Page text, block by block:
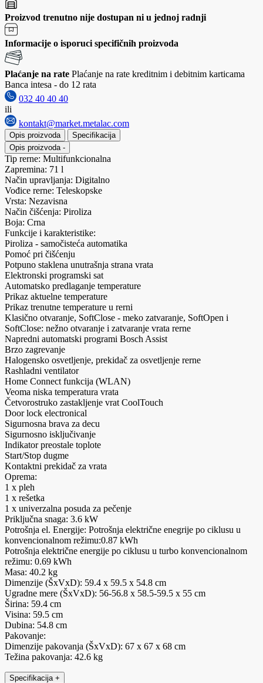
Proizvod trenutno nije dostupan ni u jednoj radnji
Informacije o isporuci specifičnih proizvoda
Plaćanje na rate Plaćanje na rate kreditnim i debitnim karticama
Banca intesa - do 12 rata
032 40 40 40
ili
kontakt@market.metalac.com
Opis proizvoda
Specifikacija
Opis proizvoda -
Tip rerne: Multifunkcionalna
Zapremina: 71 l
Način upravljanja: Digitalno
Vođice rerne: Teleskopske
Vrsta: Nezavisna
Način čišćenja: Piroliza
Boja: Crna
Funkcije i karakteristike:
Piroliza - samočisteća automatika
Pomoć pri čišćenju
Potpuno staklena unutrašnja strana vrata
Elektronski programski sat
Automatsko predlaganje temperature
Prikaz aktuelne temperature
Prikaz trenutne temperature u rerni
Klasično otvaranje, SoftClose - meko zatvaranje, SoftOpen i
SoftClose: nežno otvaranje i zatvaranje vrata rerne
Napredni automatski programi Bosch Assist
Brzo zagrevanje
Halogensko osvetljenje, prekidač za osvetljenje rerne
Rashladni ventilator
Home Connect funkcija (WLAN)
Veoma niska temperatura vrata
Četvorostruko zastakljenje vrat CoolTouch
Door lock electronical
Sigurnosna brava za decu
Sigurnosno isključivanje
Indikator preostale toplote
Start/Stop dugme
Kontaktni prekidač za vrata
Oprema:
1 x pleh
1 x rešetka
1 x univerzalna posuda za pečenje
Priključna snaga: 3.6 kW
Potrošnja el. Energije: Potrošnja električne enegrije po ciklusu u
konvencionalnom režimu:0.87 kWh
Potrošnja električne energije po ciklusu u turbo konvencionalnom
režimu: 0.69 kWh
Masa: 40.2 kg
Dimenzije (ŠxVxD): 59.4 x 59.5 x 54.8 cm
Ugradne mere (ŠxVxD): 56-56.8 x 58.5-59.5 x 55 cm
Širina: 59.4 cm
Visina: 59.5 cm
Dubina: 54.8 cm
Pakovanje:
Dimenzije pakovanja (ŠxVxD): 67 x 67 x 68 cm
Težina pakovanja: 42.6 kg
Specifikacija +